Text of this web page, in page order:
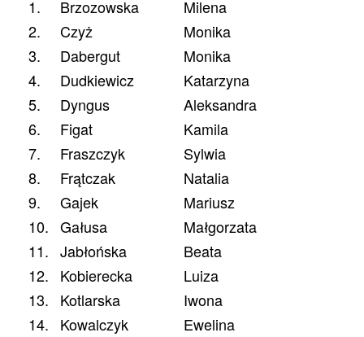
1.
Brzozowska
Milena
2.
Czyż
Monika
3.
Dabergut
Monika
4.
Dudkiewicz
Katarzyna
5.
Dyngus
Aleksandra
6.
Figat
Kamila
7.
Fraszczyk
Sylwia
8.
Frątczak
Natalia
9.
Gajek
Mariusz
10. Gałusa
Małgorzata
11. Jabłońska
Beata
12.
Kobierecka
Luiza
13.
Kotlarska
Iwona
14.
Kowalczyk
Ewelina